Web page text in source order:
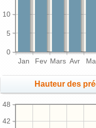
Jan Fev Mars Avr
0
5
10
Hauteur des
42
48